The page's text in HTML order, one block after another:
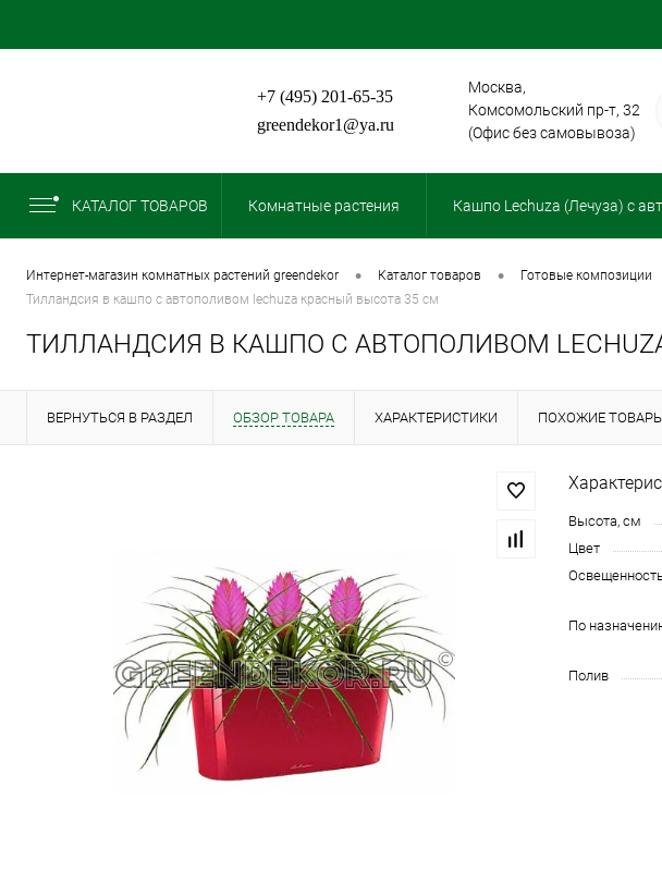
+7 (495) 201-65-35
greendekor1@ya.ru
Москва,
Комсомольский пр-т, 32
(Офис без самовывоза)
КАТАЛОГ ТОВАРОВ Комнатные растения Кашпо Lechuza (Лечуза) с
интернет-магазин комнатных растений greendekor • каталог товаров • готовые композиции
тилландсия в кашпо с автополивом lechuza красный высота 35 см
ТИЛЛАНДСИЯ В КАШПО С АВТОПОЛИВОМ
ВЕРНУТЬСЯ В РАЗДЕЛ ОБЗОР ТОВАРА ХАРАКТЕРИСТИКИ ПОХОЖИЕ
Высота, см
Цвет
По
Полив